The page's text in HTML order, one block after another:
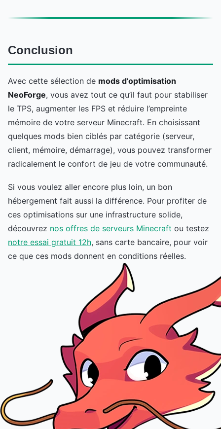
Conclusion
Avec cette sélection de mods d’optimisation
NeoForge, vous avez tout ce qu’il faut pour stabiliser
le TPS, augmenter les FPS et réduire l’empreinte
mémoire de votre serveur Minecraft. En choisissant
quelques mods bien ciblés par catégorie (serveur,
client, mémoire, démarrage), vous pouvez transformer
radicalement le confort de jeu de votre communauté.
Si vous voulez aller encore plus loin, un bon
hébergement fait aussi la différence. Pour profiter de
ces optimisations sur une infrastructure solide,
découvrez nos offres de serveurs Minecraft ou testez
notre essai gratuit 12h, sans carte bancaire, pour voir
ce que ces mods donnent en conditions réelles.